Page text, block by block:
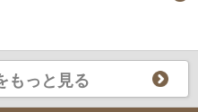
もっと見る